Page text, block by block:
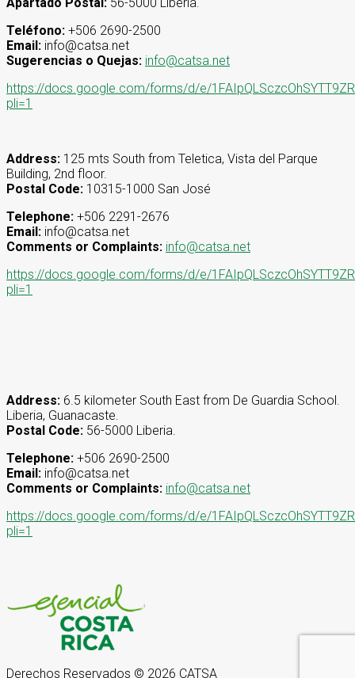
Teléfono: +506 2690-2500
Email: info@catsa.net
Sugerencias o Quejas: info@catsa.net
https://docs.google.com/forms/d/e/
pli=1
Address: 125 mts South from Teletica, Vista del Parque
Building, 2nd floor.
Postal Code: 10315-1000 San José
Telephone: +506 2291-2676
Email: info@catsa.net
Comments or Complaints: info@catsa.net
https://docs.google.com/forms/d/e/
pli=1
Address: 6.5 kilometer South East from De Guardia School.
Liberia, Guanacaste.
Postal Code: 56-5000 Liberia.
Telephone: +506 2690-2500
Email: info@catsa.net
Comments or Complaints: info@catsa.net
https://docs.google.com/forms/d/e/
pli=1
Derechos Reservados © 2026 CATSA